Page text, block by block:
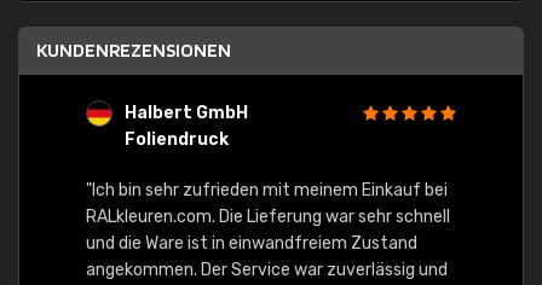
KUNDENREZENSIONEN
Halbert GmbH
Foliendruck
"Ich bin sehr zufrieden mit meinem Einkauf bei
RALkleuren.com. Die Lieferung war sehr schnell
und die Ware ist in einwandfreiem Zustand
angekommen. Der Service war zuverlässig und